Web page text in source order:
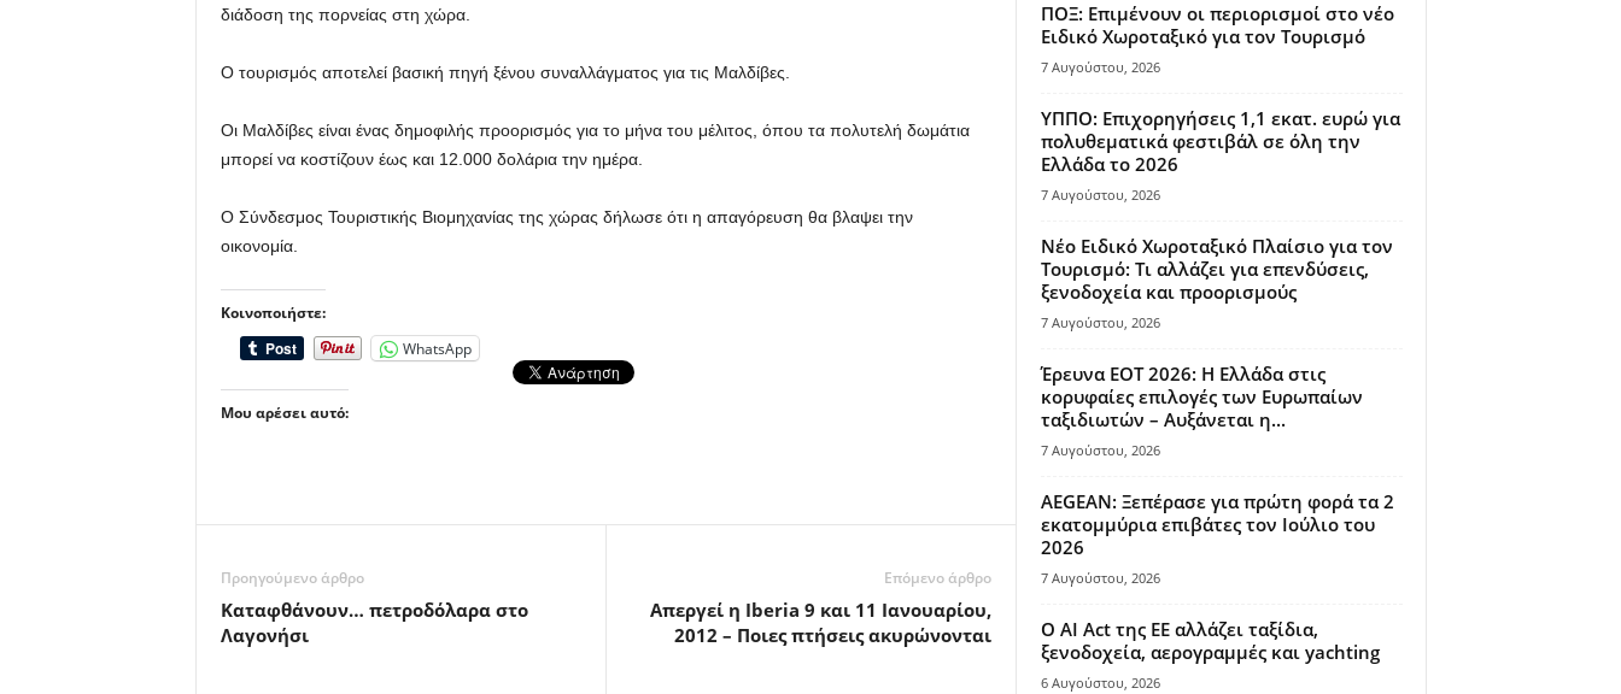
διάδοση της πορνείας στη χώρα.
Ο τουρισμός αποτελεί βασική πηγή ξένου συναλλάγματος για τις Μαλδίβες.
Οι Μαλδίβες είναι ένας δημοφιλής προορισμός για το μήνα του μέλιτος, όπου τα πολυτελή δωμάτια
μπορεί να κοστίζουν έως και 12.000 δολάρια την ημέρα.
Ο Σύνδεσμος Τουριστικής Βιομηχανίας της χώρας δήλωσε ότι η απαγόρευση θα βλαψει την
οικονομία.
Κοινοποιήστε:
WhatsApp
Μου αρέσει αυτό:
Προηγούμενο άρθρο
Καταφθάνουν… πετροδόλαρα στο
Λαγονήσι
Επόμενο άρθρο
Απεργεί η Iberia 9 και 11 Ιανουαρίου,
2012 – Ποιες πτήσεις ακυρώνονται
ΠΟΞ: Επιμένουν οι περιορισμοί στο νέο
Ειδικό Χωροταξικό για τον Τουρισμό
7 Αυγούστου, 2026
ΥΠΠΟ: Επιχορηγήσεις 1,1 εκατ. ευρώ για
πολυθεματικά φεστιβάλ σε όλη την
Ελλάδα το 2026
7 Αυγούστου, 2026
Νέο Ειδικό Χωροταξικό Πλαίσιο για τον
Τουρισμό: Τι αλλάζει για επενδύσεις,
ξενοδοχεία και προορισμούς
7 Αυγούστου, 2026
Έρευνα ΕΟΤ 2026: Η Ελλάδα στις
κορυφαίες επιλογές των Ευρωπαίων
ταξιδιωτών – Αυξάνεται η...
7 Αυγούστου, 2026
AEGEAN: Ξεπέρασε για πρώτη φορά τα 2
εκατομμύρια επιβάτες τον Ιούλιο του
2026
7 Αυγούστου, 2026
Ο AI Act της ΕΕ αλλάζει ταξίδια,
ξενοδοχεία, αερογραμμές και yachting
6 Αυγούστου, 2026